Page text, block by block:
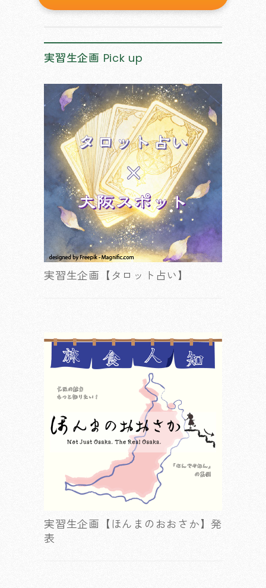
実習生企画 Pick up
実習生企画【タロット占い】
実習生企画【ほんまのおおさか】発
表